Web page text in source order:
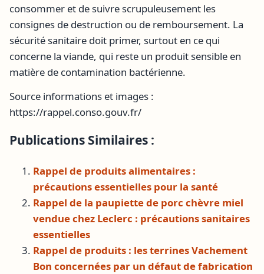
consommer et de suivre scrupuleusement les
consignes de destruction ou de remboursement. La
sécurité sanitaire doit primer, surtout en ce qui
concerne la viande, qui reste un produit sensible en
matière de contamination bactérienne.
Source informations et images :
https://rappel.conso.gouv.fr/
Publications Similaires :
Rappel de produits alimentaires :
précautions essentielles pour la santé
Rappel de la paupiette de porc chèvre miel
vendue chez Leclerc : précautions sanitaires
essentielles
Rappel de produits : les terrines Vachement
Bon concernées par un défaut de fabrication